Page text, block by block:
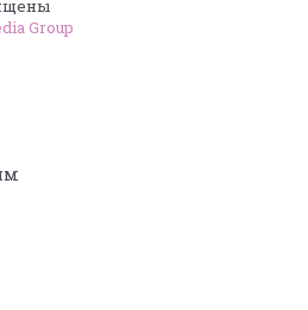
Group